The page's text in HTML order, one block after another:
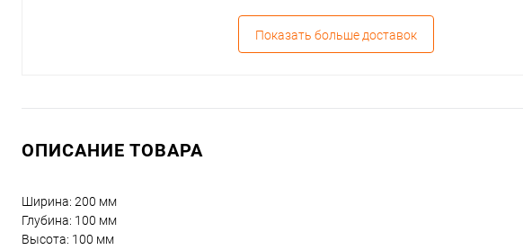
Показать больше доставок
ОПИСАНИЕ ТОВАРА
Ширина: 200 мм
Глубина: 100 мм
Высота: 100 мм